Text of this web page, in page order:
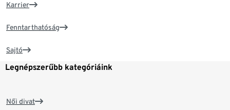
Karrier
Fenntarthatóság
Sajtó
Legnépszerűbb kategóriáink
Női divat